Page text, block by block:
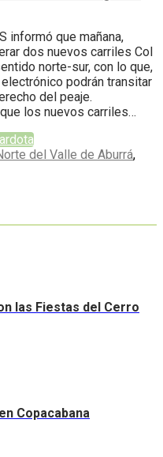
informó que mañana,
dos nuevos carriles Col
norte-sur, con lo que,
podrán transitar
del peaje.
los nuevos carriles…
del Valle de Aburrá,
las Fiestas del Cerro
Copacabana